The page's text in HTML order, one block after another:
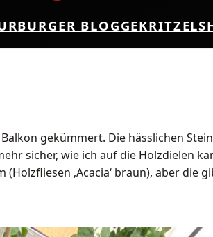
BURGER BLOGGEKRITZEL
gekümmert. Die hässlichen
sicher, wie ich auf die Holzdielen
‚Acacia‘ braun), aber die